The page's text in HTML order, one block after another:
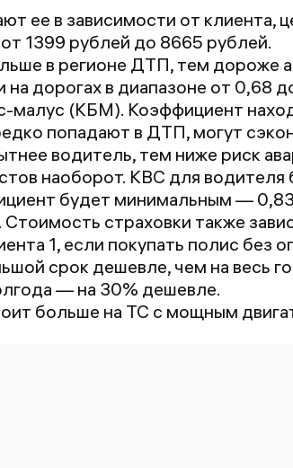
Рекомендую.
P.s. В Сбере
наценка и плюс
нет нашего
адреса, ввести
вручную нет
возможности!
Оформить
нереально. В
приложении
Ингосстраха -
проблемы с
документов
ее в зависимости от клиента,
1399 рублей до 8665 рублей.
в регионе ДТП, тем дороже
дорогах в диапазоне от 0,68
малус (КБМ). Коэффициент
попадают в ДТП, могут
водитель, тем ниже риск
наоборот. КВС для водителя
будет минимальным —
страховки также
1, если покупать полис без
срок дешевле, чем на весь
— на 30% дешевле.
больше на ТС с мощным